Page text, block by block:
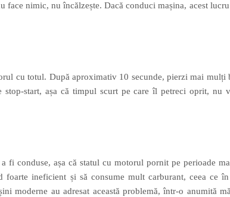
face nimic, nu încălzește. Dacă conduci mașina, acest
cu totul. După aproximativ 10 secunde, pierzi mai
start, așa că timpul scurt pe care îl petreci oprit, nu
fi conduse, așa că statul cu motorul pornit pe perioade
ineficient și să consume mult carburant, ceea ce
moderne au adresat această problemă, într-o anumită